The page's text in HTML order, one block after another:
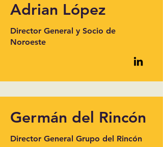
Adrian López
Director General y Socio de
Noroeste
Germán del Rincón
Director General Grupo del Rincón